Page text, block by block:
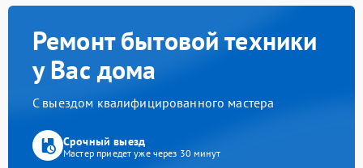
Ремонт бытовой техники
у Вас дома
С выездом квалифицированного мастера
Срочный выезд
Мастер приедет уже через 30 минут